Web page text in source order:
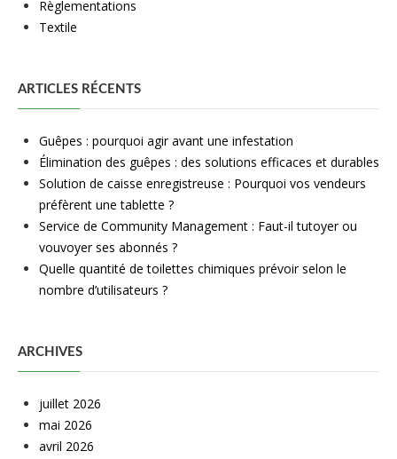
Règlementations
Textile
ARTICLES RÉCENTS
Guêpes : pourquoi agir avant une infestation
Élimination des guêpes : des solutions efficaces et durables
Solution de caisse enregistreuse : Pourquoi vos vendeurs
préfèrent une tablette ?
Service de Community Management : Faut-il tutoyer ou
vouvoyer ses abonnés ?
Quelle quantité de toilettes chimiques prévoir selon le
nombre d’utilisateurs ?
ARCHIVES
juillet 2026
mai 2026
avril 2026